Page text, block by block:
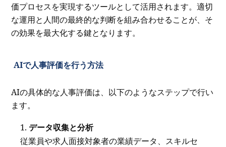
価プロセスを実現するツールとして活用されます。適切
な運用と人間の最終的な判断を組み合わせることが、そ
の効果を最大化する鍵となります。
AIで人事評価を行う方法
AIの具体的な人事評価は、以下のようなステップで行い
ます。
データ収集と分析
従業員や求人面接対象者の業績データ、スキルセ